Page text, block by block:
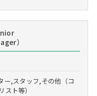
）
ー,スタッフ,その他（コ
スト等）